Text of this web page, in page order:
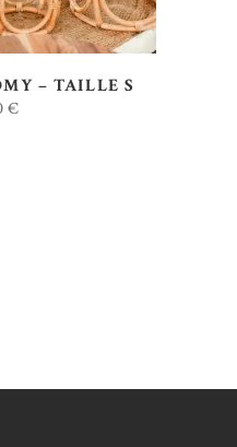
– TAILLE S
€